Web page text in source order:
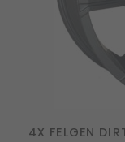
4X FELGEN